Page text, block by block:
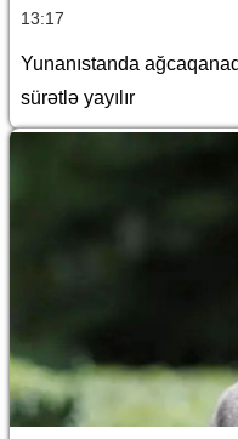
13:17
Yunanıstanda
sürətlə yayılır